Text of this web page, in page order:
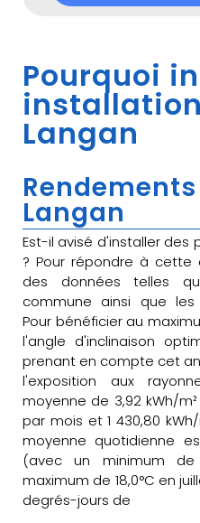
Pourquoi
Langan
Langan
Est-il avisé d'installer des
? Pour répondre à cette
des données telles
commune ainsi que les
Pour bénéficier au
l'angle d'inclinaison
prenant en compte cet
l'exposition aux
moyenne de 3,92 kWh/m²
par mois et 1 430,80
moyenne quotidienne
(avec un minimum
maximum de 18,0°C en
degrés-jours de